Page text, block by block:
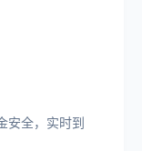
安全，实时到